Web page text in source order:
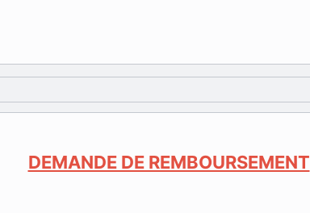
DEMANDE DE REMBOURSEMENT